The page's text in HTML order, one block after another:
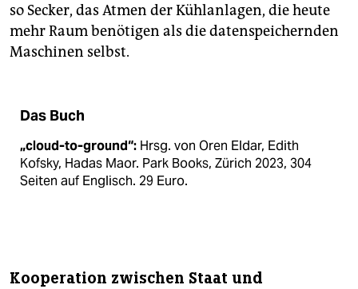
so Secker, das Atmen der Kühlanlagen, die heute
mehr Raum benötigen als die datenspeichernden
Maschinen selbst.
Das Buch
„cloud-to-ground“: Hrsg. von Oren Eldar, Edith
Kofsky, Hadas Maor. Park Books, Zürich 2023, 304
Seiten auf Englisch. 29 Euro.
Kooperation zwischen Staat und